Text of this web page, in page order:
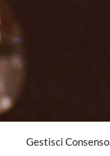
Gestisci